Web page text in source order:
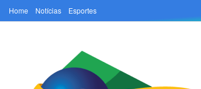
Home Notícias Esportes